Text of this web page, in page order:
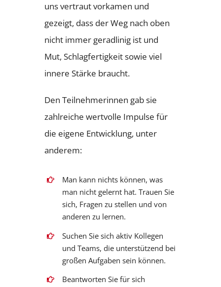
uns vertraut vorkamen und
gezeigt, dass der Weg nach oben
nicht immer geradlinig ist und
Mut, Schlagfertigkeit sowie viel
innere Stärke braucht.
Den Teilnehmerinnen gab sie
zahlreiche wertvolle Impulse für
die eigene Entwicklung, unter
anderem:
Man kann nichts können, was
man nicht gelernt hat. Trauen Sie
sich, Fragen zu stellen und von
anderen zu lernen.
Suchen Sie sich aktiv Kollegen
und Teams, die unterstützend bei
großen Aufgaben sein können.
Beantworten Sie für sich